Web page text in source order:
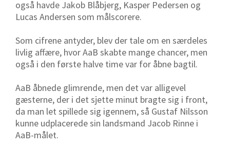
også havde Jakob Blåbjerg, Kasper Pedersen og
Lucas Andersen som målscorere.
Som cifrene antyder, blev der tale om en særdeles
livlig affære, hvor AaB skabte mange chancer, men
også i den første halve time var for åbne bagtil.
AaB åbnede glimrende, men det var alligevel
gæsterne, der i det sjette minut bragte sig i front,
da man let spillede sig igennem, så Gustaf Nilsson
kunne udplacerede sin landsmand Jacob Rinne i
AaB-målet.